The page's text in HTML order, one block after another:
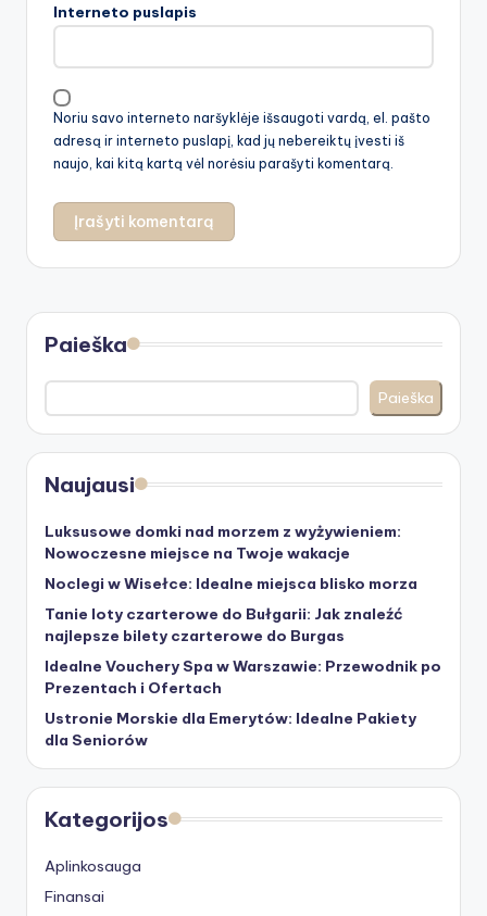
Interneto puslapis
Noriu savo interneto naršyklėje išsaugoti vardą, el. pašto
adresą ir interneto puslapį, kad jų nebereiktų įvesti iš
naujo, kai kitą kartą vėl norėsiu parašyti komentarą.
Paieška
Paieška
Naujausi
Luksusowe domki nad morzem z wyżywieniem:
Nowoczesne miejsce na Twoje wakacje
Noclegi w Wisełce: Idealne miejsca blisko morza
Tanie loty czarterowe do Bułgarii: Jak znaleźć
najlepsze bilety czarterowe do Burgas
Idealne Vouchery Spa w Warszawie: Przewodnik po
Prezentach i Ofertach
Ustronie Morskie dla Emerytów: Idealne Pakiety
dla Seniorów
Kategorijos
Aplinkosauga
Finansai